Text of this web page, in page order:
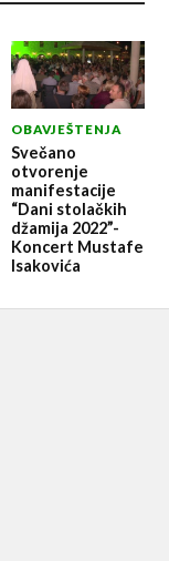
OBAVJEŠTENJA
Svečano
otvorenje
manifestacije
“Dani stolačkih
džamija 2022”-
Koncert Mustafe
Isakovića